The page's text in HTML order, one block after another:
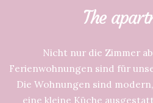
The
Nicht nur die Zimmer
Ferienwohnungen sind für
Die Wohnungen sind
eine kleine Küche